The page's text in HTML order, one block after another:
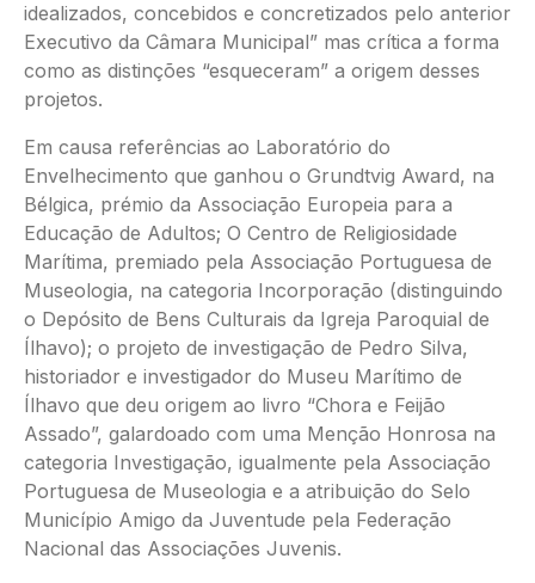
idealizados, concebidos e concretizados pelo anterior
Executivo da Câmara Municipal” mas crítica a forma
como as distinções “esqueceram” a origem desses
projetos.
Em causa referências ao Laboratório do
Envelhecimento que ganhou o Grundtvig Award, na
Bélgica, prémio da Associação Europeia para a
Educação de Adultos; O Centro de Religiosidade
Marítima, premiado pela Associação Portuguesa de
Museologia, na categoria Incorporação (distinguindo
o Depósito de Bens Culturais da Igreja Paroquial de
Ílhavo); o projeto de investigação de Pedro Silva,
historiador e investigador do Museu Marítimo de
Ílhavo que deu origem ao livro “Chora e Feijão
Assado”, galardoado com uma Menção Honrosa na
categoria Investigação, igualmente pela Associação
Portuguesa de Museologia e a atribuição do Selo
Município Amigo da Juventude pela Federação
Nacional das Associações Juvenis.